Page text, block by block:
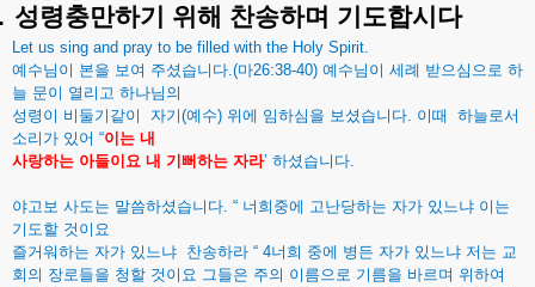
성령충만하기 위해 찬송하며 기도합시다
Let us sing and pray to be filled with the Holy Spirit.
예수님이 본을 보여 주셨습니다.(마26:38-40) 예수님이 세례 받으심으로 하
늘 문이 열리고 하나님의
성령이 비둘기같이 자기(예수) 위에 임하심을 보셨습니다. 이때
하늘로서
소리가 있어 “이는 내
사랑하는 아들이요 내 기뻐하는 자라’ 하셨습니다.
야고보 사도는 말씀하셨습니다. “ 너희중에 고난당하는 자가 있느냐 이는
기도할 것이요
즐거워하는 자가 있느냐 찬송하라 “ 4너희 중에 병든 자가 있느냐 저는 교
회의 장로들을 청할 것이요 그들은 주의 이름으로 기름을 바르며 위하여